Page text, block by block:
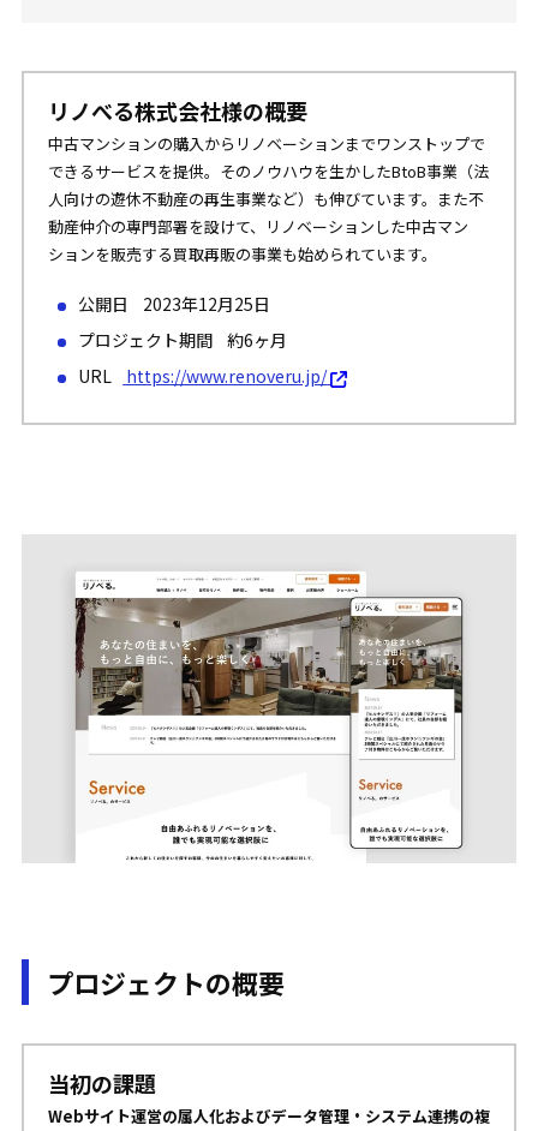
リノべる株式会社様の概要
中古マンションの購入からリノベーションまでワンストップで
できるサービスを提供。そのノウハウを生かしたBtoB事業（法
人向けの遊休不動産の再生事業など）も伸びています。また不
動産仲介の専門部署を設けて、リノベーションした中古マン
ションを販売する買取再販の事業も始められています。
公開日 2023年12月25日
プロジェクト期間 約6ヶ月
URL
https://www.renoveru.jp/
プロジェクトの概要
当初の課題
Webサイト運営の属人化およびデータ管理・システム連携の複